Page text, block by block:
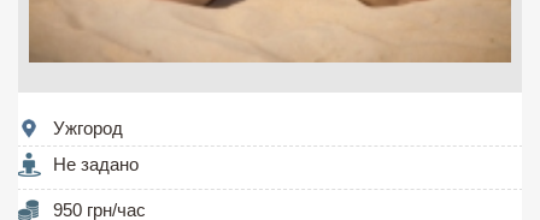
Ужгород
Не задано
950 грн/час